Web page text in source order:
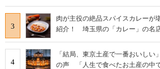
3
肉が主役の絶品スパイスカレーが
紹介！ 埼玉県の「カレー」の名
4
「結局、東京土産で一番おいしい
の声 「人生で食べたお土産の中